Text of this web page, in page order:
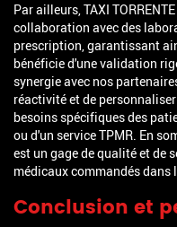
Par ailleurs, TAXI
collaboration avec des
prescription, garantissant
bénéficie d'une validation
synergie avec nos
réactivité et de
besoins spécifiques des
ou d'un service TPMR. En
est un gage de qualité et de
médicaux commandés dans
Conclusion et